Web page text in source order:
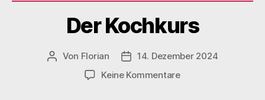
Der Kochkurs
Beitragsautor
Von Florian Veröffentlichungsdatum
14. Dezember 2024
Keine Kommentarezu